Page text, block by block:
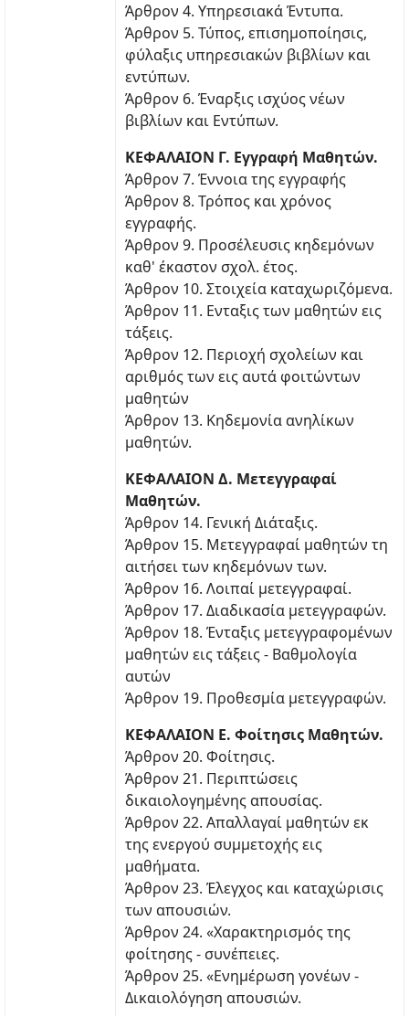
Άρθρον 4. Υπηρεσιακά Έντυπα.
Άρθρον 5. Τύπος, επισημοποίησις,
φύλαξις υπηρεσιακών βιβλίων και
εντύπων.
Άρθρον 6. Έναρξις ισχύος νέων
βιβλίων και Εντύπων.
ΚΕΦΑΛΑΙΟΝ Γ. Εγγραφή Μαθητών.
Άρθρον 7. Έννοια της εγγραφής
Άρθρον 8. Τρόπος και χρόνος
εγγραφής.
Άρθρον 9. Προσέλευσις κηδεμόνων
καθ' έκαστον σχολ. έτος.
Άρθρον 10. Στοιχεία καταχωριζόμενα.
Άρθρον 11. Ενταξις των μαθητών εις
τάξεις.
Άρθρον 12. Περιοχή σχολείων και
αριθμός των εις αυτά φοιτώντων
μαθητών
Άρθρον 13. Κηδεμονία ανηλίκων
μαθητών.
ΚΕΦΑΛΑΙΟΝ Δ. Μετεγγραφαί
Μαθητών.
Άρθρον 14. Γενική Διάταξις.
Άρθρον 15. Μετεγγραφαί μαθητών τη
αιτήσει των κηδεμόνων των.
Άρθρον 16. Λοιπαί μετεγγραφαί.
Άρθρον 17. Διαδικασία μετεγγραφών.
Άρθρον 18. Ένταξις μετεγγραφομένων
μαθητών εις τάξεις - Βαθμολογία
αυτών
Άρθρον 19. Προθεσμία μετεγγραφών.
ΚΕΦΑΛΑΙΟΝ Ε. Φοίτησις Μαθητών.
Άρθρον 20. Φοίτησις.
Άρθρον 21. Περιπτώσεις
δικαιολογημένης απουσίας.
Άρθρον 22. Απαλλαγαί μαθητών εκ
της ενεργού συμμετοχής εις
μαθήματα.
Άρθρον 23. Έλεγχος και καταχώρισις
των απουσιών.
Άρθρον 24. «Χαρακτηρισμός της
φοίτησης - συνέπειες.
Άρθρον 25. «Ενημέρωση γονέων -
Δικαιολόγηση απουσιών.